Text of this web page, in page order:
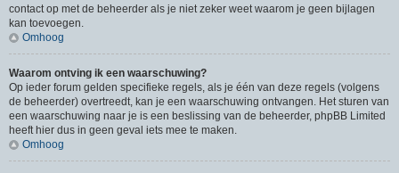
contact op met de beheerder als je niet zeker weet waarom je geen bijlagen
kan toevoegen.
Omhoog
Waarom ontving ik een waarschuwing?
Op ieder forum gelden specifieke regels, als je één van deze regels (volgens
de beheerder) overtreedt, kan je een waarschuwing ontvangen. Het sturen van
een waarschuwing naar je is een beslissing van de beheerder, phpBB Limited
heeft hier dus in geen geval iets mee te maken.
Omhoog